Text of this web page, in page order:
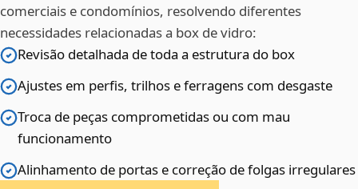
comerciais e condomínios, resolvendo diferentes
necessidades relacionadas a box de vidro:
Revisão detalhada de toda a estrutura do box
Ajustes em perfis, trilhos e ferragens com desgaste
Troca de peças comprometidas ou com mau
funcionamento
Alinhamento de portas e correção de folgas irregulares